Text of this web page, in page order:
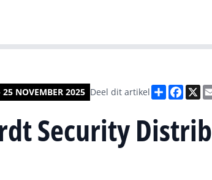
NOVEMBER 2025 Deel dit artikel Deel X
Security